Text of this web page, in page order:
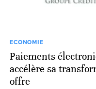
ECONOMIE
Paiements
accélère sa
offre